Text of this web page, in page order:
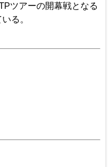
ツアーの開幕戦となる
る。